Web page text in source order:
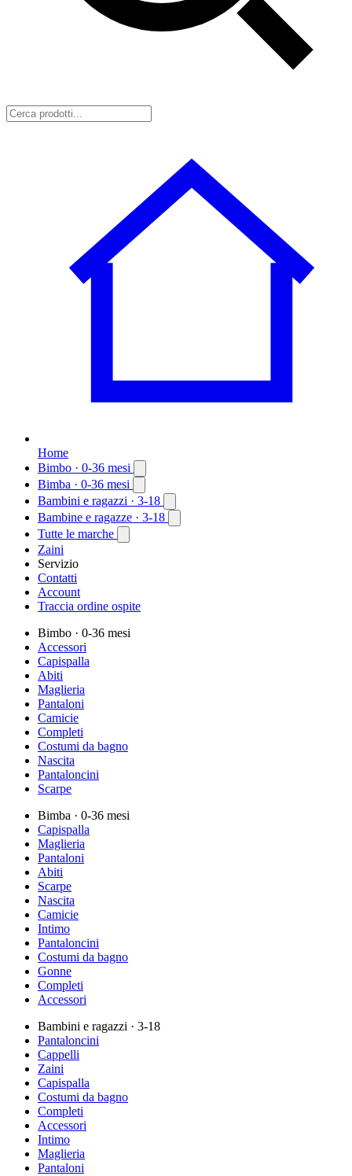
Home
Bimbo · 0-36 mesi
Bimba · 0-36 mesi
Bambini e ragazzi · 3-18
Bambine e ragazze · 3-18
Tutte le marche
Zaini
Servizio
Contatti
Account
Traccia ordine ospite
Bimbo · 0-36 mesi
Accessori
Capispalla
Abiti
Maglieria
Pantaloni
Camicie
Completi
Costumi da bagno
Nascita
Pantaloncini
Scarpe
Bimba · 0-36 mesi
Capispalla
Maglieria
Pantaloni
Abiti
Scarpe
Nascita
Camicie
Intimo
Pantaloncini
Costumi da bagno
Gonne
Completi
Accessori
Bambini e ragazzi · 3-18
Pantaloncini
Cappelli
Zaini
Capispalla
Costumi da bagno
Completi
Accessori
Intimo
Maglieria
Pantaloni